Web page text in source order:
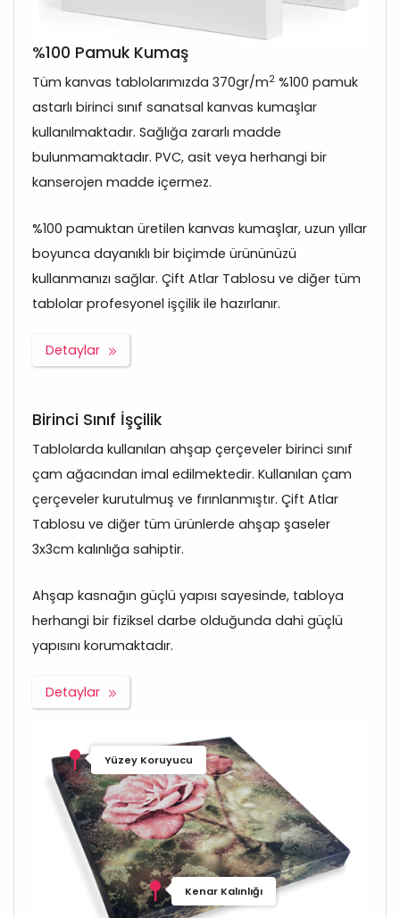
%100 Pamuk Kumaş
Tüm kanvas tablolarımızda 370gr/m2 %100 pamuk
astarlı birinci sınıf sanatsal kanvas kumaşlar
kullanılmaktadır. Sağlığa zararlı madde
bulunmamaktadır. PVC, asit veya herhangi bir
kanserojen madde içermez.
%100 pamuktan üretilen kanvas kumaşlar, uzun yıllar
boyunca dayanıklı bir biçimde ürününüzü
kullanmanızı sağlar. Çift Atlar Tablosu ve diğer tüm
tablolar profesyonel işçilik ile hazırlanır.
Detaylar
Birinci Sınıf İşçilik
Tablolarda kullanılan ahşap çerçeveler birinci sınıf
çam ağacından imal edilmektedir. Kullanılan çam
çerçeveler kurutulmuş ve fırınlanmıştır. Çift Atlar
Tablosu ve diğer tüm ürünlerde ahşap şaseler
3x3cm kalınlığa sahiptir.
Ahşap kasnağın güçlü yapısı sayesinde, tabloya
herhangi bir fiziksel darbe olduğunda dahi güçlü
yapısını korumaktadır.
Detaylar
Yüzey Koruyucu
Kenar Kalınlığı